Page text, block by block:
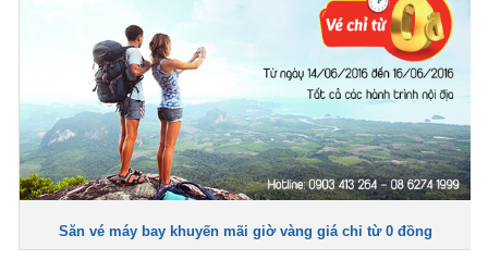
Săn vé máy bay khuyến mãi giờ vàng giá chỉ từ 0 đồng